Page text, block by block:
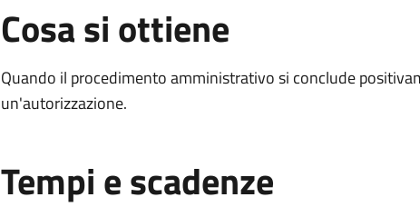
Cosa si ottiene
Quando il procedimento amministrativo si conclude
un'autorizzazione.
Tempi e scadenze